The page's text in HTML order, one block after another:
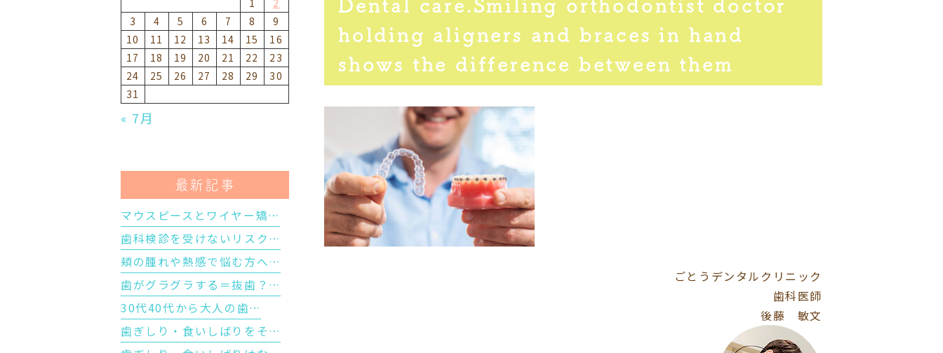
Dental care.Smiling orthodontist doctor
holding aligners and braces in hand
shows the difference between them
ごとうデンタルクリニック
歯科医師
後藤 敏文
3
4 5 6 7 8
9
10
11 12 13 14 15
16
17
18 19 20 21 22
23
24
25 26 27 28 29
30
31
« 7月
最新記事
マウスピースとワイヤー矯…
歯科検診を受けないリスク…
頬の腫れや熱感で悩む方へ…
歯がグラグラする＝抜歯？…
30代40代から大人の歯…
歯ぎしり・食いしばりをそ…